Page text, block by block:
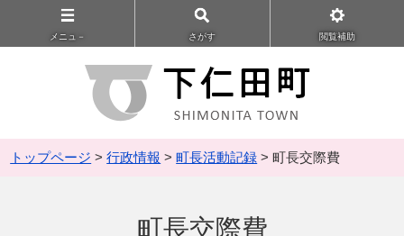
メニュ－ さがす 閲覧補助
トップページ >行政情報 >町長活動記録 > 町長交際費
町長交際費